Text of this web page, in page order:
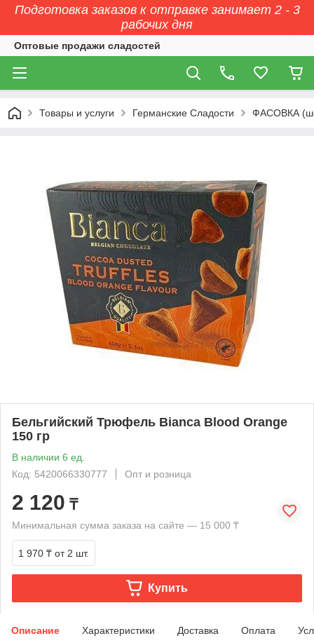
Подготовка заказов к отправке занимает 2 - 3
рабочих дня
Оптовые продажи сладостей
Товары и услуги Германские Сладости ФАСОВКА
Бельгийский Трюфель Bianca Blood Orange
150 гр
В наличии 6 ед.
Код: 5420066330777
Опт и розница
2 120 ₸
Минимальная сумма заказа на сайте — 15 000 ₸
1 970 ₸ от 2 шт.
Купить
Описание Характеристики Доставка Оплата